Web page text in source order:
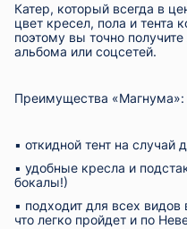
Катер, который всегда в
цвет кресел, пола и тента
поэтому вы точно
альбома или соцсетей.
Преимущества «Магнума»:
▪︎ откидной тент на
▪︎ удобные кресла и
бокалы!)
▪︎ подходит для всех
что легко пройдет и по